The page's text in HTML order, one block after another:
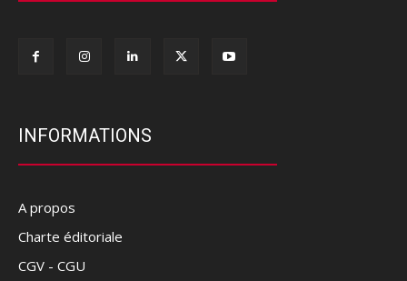
INFORMATIONS
A propos
Charte éditoriale
CGV - CGU